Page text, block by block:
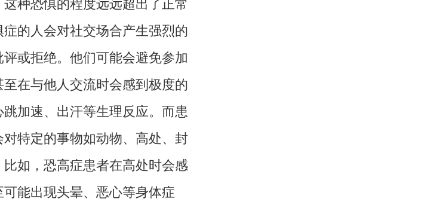
种恐惧的程度远远超出了正常
的人会对社交场合产生强烈的
或拒绝。他们可能会避免参加
在与他人交流时会感到极度的
加速、出汗等生理反应。而患
特定的事物如动物、高处、封
如，恐高症患者在高处时会感
能出现头晕、恶心等身体症